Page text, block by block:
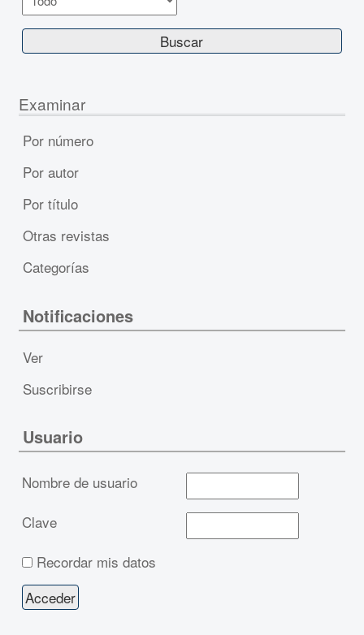
Examinar
Por número
Por autor
Por título
Otras revistas
Categorías
Notificaciones
Ver
Suscribirse
Usuario
Nombre de usuario
Clave
Recordar mis datos